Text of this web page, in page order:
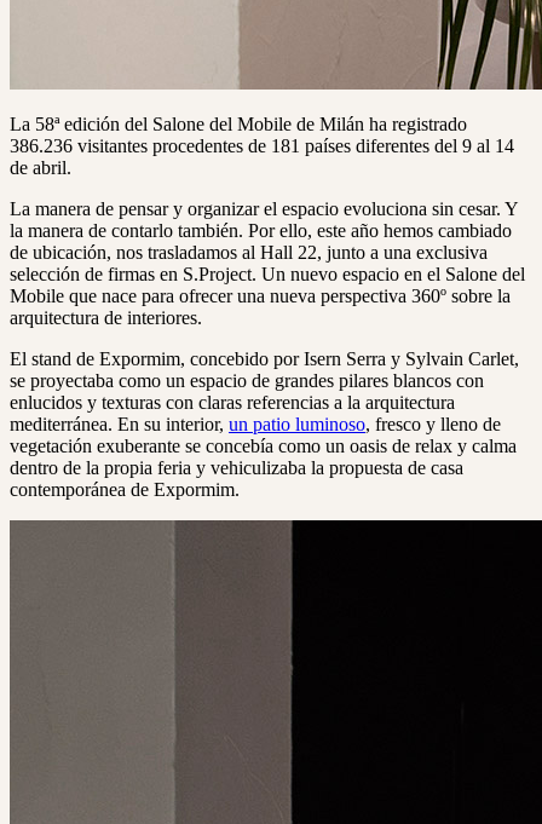
La 58ª edición del Salone del Mobile de Milán ha registrado
386.236 visitantes procedentes de 181 países diferentes del 9 al 14
de abril.
La manera de pensar y organizar el espacio evoluciona sin cesar. Y
la manera de contarlo también. Por ello, este año hemos cambiado
de ubicación, nos trasladamos al Hall 22, junto a una exclusiva
selección de firmas en S.Project. Un nuevo espacio en el Salone del
Mobile que nace para ofrecer una nueva perspectiva 360º sobre la
arquitectura de interiores.
El stand de Expormim, concebido por Isern Serra y Sylvain Carlet,
se proyectaba como un espacio de grandes pilares blancos con
enlucidos y texturas con claras referencias a la arquitectura
mediterránea. En su interior, un patio luminoso, fresco y lleno de
vegetación exuberante se concebía como un oasis de relax y calma
dentro de la propia feria y vehiculizaba la propuesta de casa
contemporánea de Expormim.